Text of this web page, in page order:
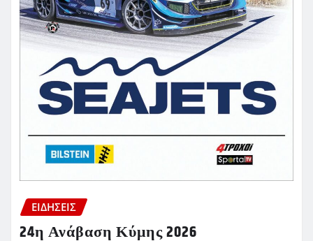
ΕΙΔΗΣΕΙΣ
24η Ανάβαση Κύμης 2026